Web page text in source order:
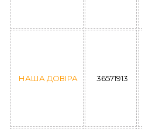
НАША ДОВІРА 36571913